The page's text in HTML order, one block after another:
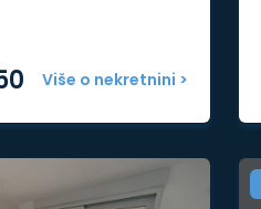
Više o nekretnini >